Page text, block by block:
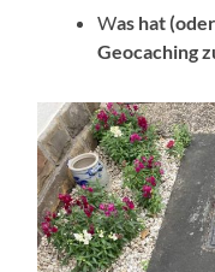
Was hat
Geocaching